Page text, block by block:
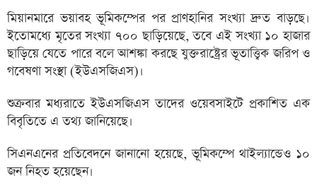
মিয়ানমারে ভয়াবহ ভূমিকম্পের পর প্রাণহানির সংখ্যা দ্রুত বাড়ছে।
ইতোমধ্যে মৃতের সংখ্যা ৭০০ ছাড়িয়েছে, তবে এই সংখ্যা ১০ হাজার
ছাড়িয়ে যেতে পারে বলে আশঙ্কা করছে যুক্তরাষ্ট্রের ভূতাত্ত্বিক জরিপ ও
গবেষণা সংস্থা (ইউএসজিএস)।
শুক্রবার মধ্যরাতে ইউএসজিএস তাদের ওয়েবসাইটে প্রকাশিত এক
বিবৃতিতে এ তথ্য জানিয়েছে।
সিএনএনের প্রতিবেদনে জানানো হয়েছে, ভূমিকম্পে থাইল্যান্ডেও ১০
জন নিহত হয়েছেন।